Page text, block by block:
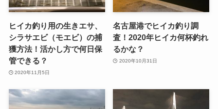
ヒイカ釣り用の生きエサ、
シラサエビ（モエビ）の捕
獲方法！活かし方で何日保
管できる？
2020年11月5日
名古屋港でヒイカ釣り調
査！2020年ヒイカ何杯釣れ
るかな？
2020年10月31日